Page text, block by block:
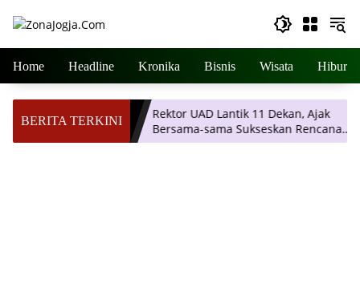
Home Headline Kronika Bisnis Wisata Hiburan
BERITA TERKINI
Tarif Mulai
ke Seluruh
Rektor UAD Lantik 11 Dekan, Ajak
Bersama-sama Sukseskan Rencana
Strategis Universitas